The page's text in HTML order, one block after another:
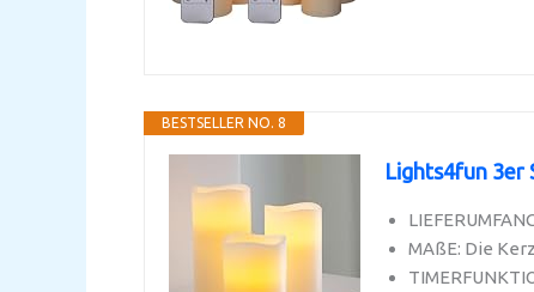
BESTSELLER NO. 8
Lights4fun 3er
MAßE: Die